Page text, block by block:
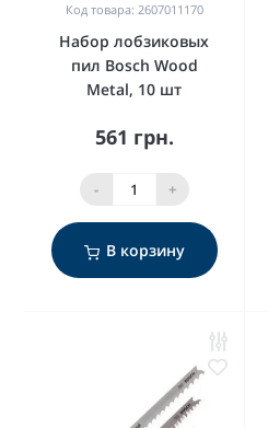
Код товара: 2607011170
Набор лобзиковых
пил Bosch Wood
Metal, 10 шт
561 грн.
- +
В корзину